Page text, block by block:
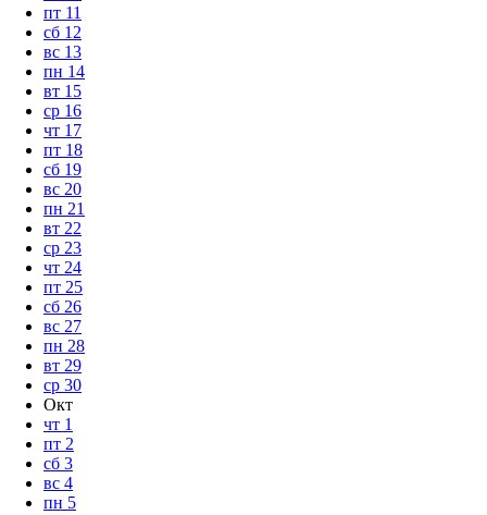
пт 11
сб 12
вс 13
пн 14
вт 15
ср 16
чт 17
пт 18
сб 19
вс 20
пн 21
вт 22
ср 23
чт 24
пт 25
сб 26
вс 27
пн 28
вт 29
ср 30
Окт
чт 1
пт 2
сб 3
вс 4
пн 5